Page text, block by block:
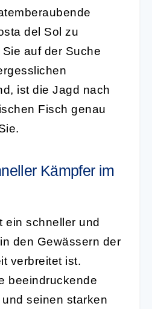
del Sol zu
auf der Suche
ist die Jagd nach
Fisch genau
Kämpfer im
ein schneller und
den Gewässern der
verbreitet ist.
beeindruckende
seinen starken